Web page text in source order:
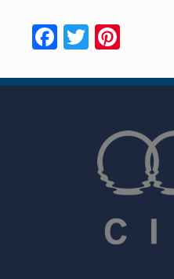
Facebook
Twitter